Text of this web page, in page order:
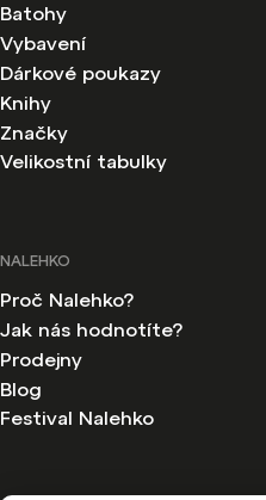
Batohy
Vybavení
Dárkové poukazy
Knihy
Značky
Velikostní tabulky
NALEHKO
Proč Nalehko?
Jak nás hodnotíte?
Prodejny
Blog
Festival Nalehko